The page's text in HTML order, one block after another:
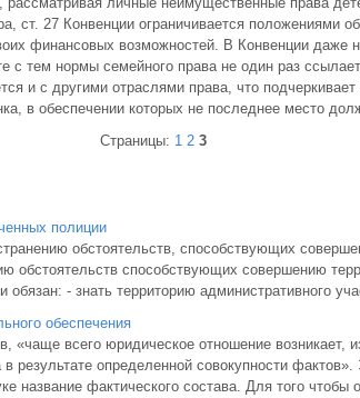
ст. 27 Конвенции ограничивается положениями
финансовых возможностей. В Конвенции даже
с тем нормы семейного права не один раз
и с другими отраслями права, что
в обеспечении которых не последнее место
Страницы: 1 2 3
полиции
обстоятельств, способствующих
обстоятельств способствующих совершению
- знать территорию административного
обеспечения
«чаще всего юридическое отношение возникает,
результате определенной совокупности фактов».
название фактического состава. Для того чтобы